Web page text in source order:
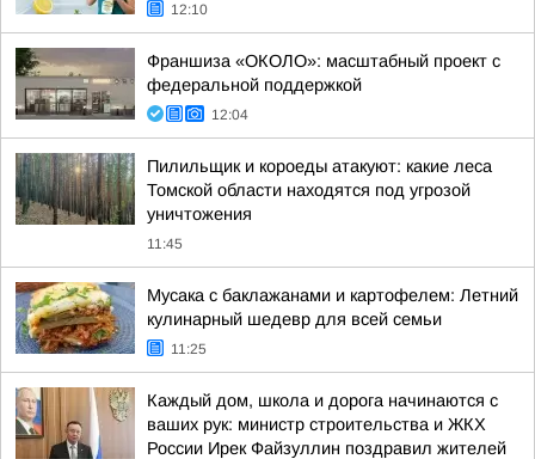
12:10
Франшиза «ОКОЛО»: масштабный проект с
федеральной поддержкой
12:04
Пилильщик и короеды атакуют: какие леса
Томской области находятся под угрозой
уничтожения
11:45
Мусака с баклажанами и картофелем: Летний
кулинарный шедевр для всей семьи
11:25
Каждый дом, школа и дорога начинаются с
ваших рук: министр строительства и ЖКХ
России Ирек Файзуллин поздравил жителей